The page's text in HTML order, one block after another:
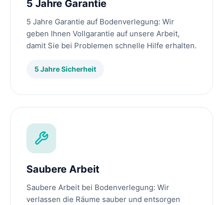
5 Jahre Garantie
5 Jahre Garantie auf Bodenverlegung: Wir
geben Ihnen Vollgarantie auf unsere Arbeit,
damit Sie bei Problemen schnelle Hilfe erhalten.
5 Jahre Sicherheit
Saubere Arbeit
Saubere Arbeit bei Bodenverlegung: Wir
verlassen die Räume sauber und entsorgen